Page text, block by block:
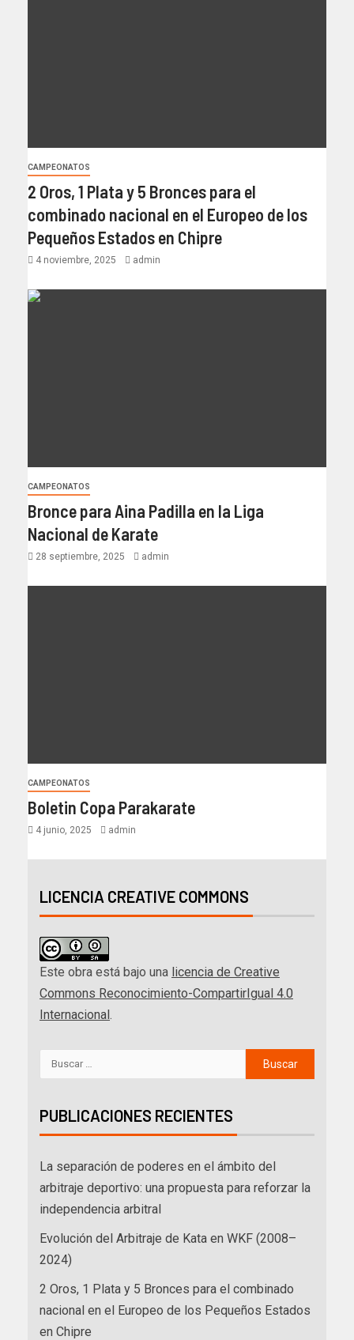
CAMPEONATOS
2 Oros, 1 Plata y 5 Bronces para el
combinado nacional en el Europeo de los
Pequeños Estados en Chipre
4 noviembre, 2025 admin
CAMPEONATOS
Bronce para Aina Padilla en la Liga
Nacional de Karate
28 septiembre, 2025 admin
CAMPEONATOS
Boletin Copa Parakarate
4 junio, 2025 admin
LICENCIA CREATIVE COMMONS
Este obra está bajo una licencia de Creative
Commons Reconocimiento-CompartirIgual 4.0
Internacional
PUBLICACIONES RECIENTES
La separación de poderes en el ámbito del
arbitraje deportivo: una propuesta para reforzar la
independencia arbitral
Evolución del Arbitraje de Kata en WKF (2008–
2024)
2 Oros, 1 Plata y 5 Bronces para el combinado
nacional en el Europeo de los Pequeños Estados
en Chipre